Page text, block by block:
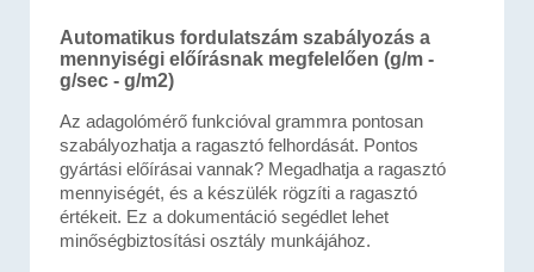
Automatikus fordulatszám szabályozás a
mennyiségi előírásnak megfelelően (g/m -
g/sec - g/m2)
Az adagolómérő funkcióval grammra pontosan
szabályozhatja a ragasztó felhordását. Pontos
gyártási előírásai vannak? Megadhatja a ragasztó
mennyiségét, és a készülék rögzíti a ragasztó
értékeit. Ez a dokumentáció segédlet lehet
minőségbiztosítási osztály munkájához.